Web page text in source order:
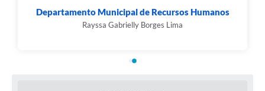
Departamento Municipal de Recursos Humanos
Rayssa Gabrielly Borges Lima